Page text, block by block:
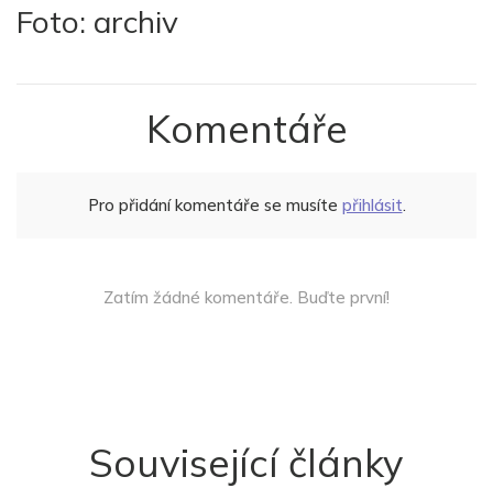
Foto: archiv
Komentáře
Pro přidání komentáře se musíte přihlásit.
Zatím žádné komentáře. Buďte první!
Související články